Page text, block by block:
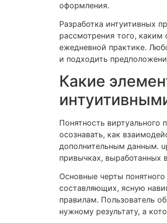
оформления.
Разработка интуитивных
рассмотрения того,
ежедневной практике.
и подходить
Какие
Понятность виртуального
осознавать, как
дополнительным данным.
привычках, выработанных
Основные черты
составляющих, ясную
правилам. Пользователь
нужному результату, а